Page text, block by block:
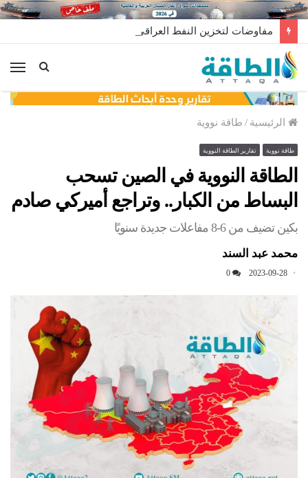
مفاوضات لتخزين النفط العراقي في الخارج
الرئيسية / طاقة نووية
طاقة نووية تقارير الطاقة النووية
الطاقة النووية في الصين تسحب
البساط من الكبار.. وتراجع أميركي صادم
بكين تضيف من 6-8 مفاعلات جديدة سنويًا
محمد عبد السند
2023-09-28
0